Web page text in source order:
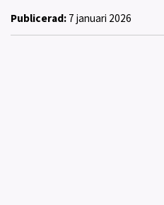
Publicerad: 7 januari 2026